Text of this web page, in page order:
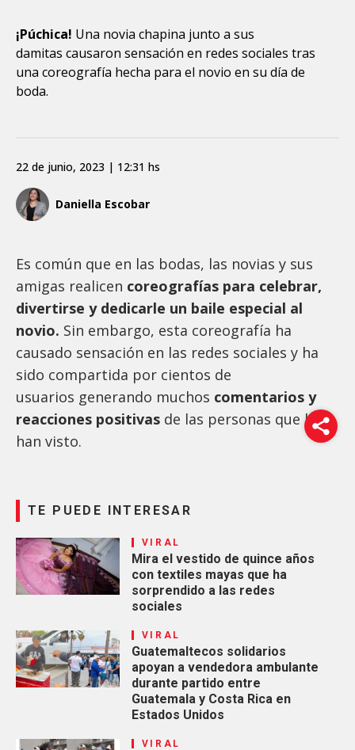
¡Púchica! Una novia chapina junto a sus
damitas causaron sensación en redes sociales tras
una coreografía hecha para el novio en su día de
boda.
Daniella Escobar
22 de junio, 2023 | 12:31 hs
Es común que en las bodas, las novias y sus
amigas realicen coreografías para celebrar,
divertirse y dedicarle un baile especial al
novio. Sin embargo, esta coreografía ha
causado sensación en las redes sociales y ha
sido compartida por cientos de
usuarios generando muchos comentarios y
reacciones positivas de las personas que la
han visto.
TE PUEDE INTERESAR
VIRAL
Mira el vestido de quince años
con textiles mayas que ha
sorprendido a las redes
sociales
VIRAL
Guatemaltecos solidarios
apoyan a vendedora ambulante
durante partido entre
Guatemala y Costa Rica en
Estados Unidos
VIRAL